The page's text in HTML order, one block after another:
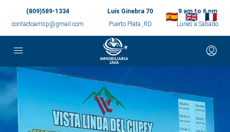
(809)589-1334
contactoamsp@gmail.com
Luis Ginebra 70
Puerto Plata ,RD
9 am to 6 pm
Lunes a Sábado